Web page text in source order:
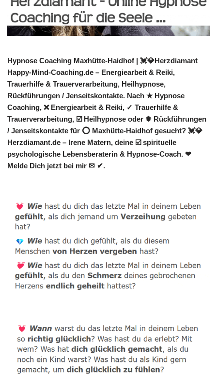
Hypnose Coaching Maxhütte-Haidhof | 💓️💎Herzdiamant
Happy-Mind-Coaching.de – Energiearbeit & Reiki,
Trauerhilfe & Trauerverarbeitung, Heilhypnose,
Rückführungen / Jenseitskontakte. Nach ★ Hypnose
Coaching, ❌ Energiearbeit & Reiki, ✓ Trauerhilfe &
Trauerverarbeitung, ☑️ Heilhypnose oder ✹ Rückführungen
/ Jenseitskontakte für ⭕ Maxhütte-Haidhof gesucht? 💓️💎
Herzdiamant.de – Irene Matern, deine ☑️ spirituelle
psychologische Lebensberaterin & Hypnose-Coach. ❤
Melde Dich jetzt bei mir ✉ ✔.